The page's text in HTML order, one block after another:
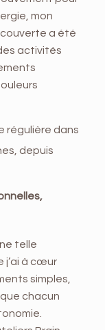
mon
a été
activités
régulière dans
depuis
telle
j’ai à cœur
simples,
chacun